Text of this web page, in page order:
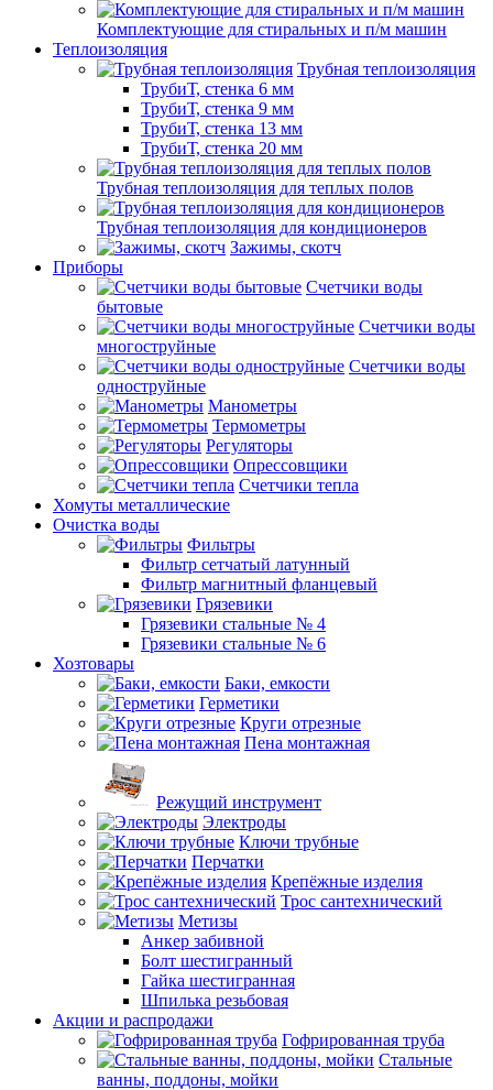
Комплектующие для стиральных и п/м машин
Теплоизоляция
Трубная теплоизоляция
ТрубиТ, стенка 6 мм
ТрубиТ, стенка 9 мм
ТрубиТ, стенка 13 мм
ТрубиТ, стенка 20 мм
Трубная теплоизоляция для теплых полов
Трубная теплоизоляция для кондиционеров
Зажимы, скотч
Приборы
Счетчики воды
бытовые
Счетчики воды
многоструйные
Счетчики воды
одноструйные
Манометры
Термометры
Регуляторы
Опрессовщики
Счетчики тепла
Хомуты металлические
Очистка воды
Фильтры
Фильтр сетчатый латунный
Фильтр магнитный фланцевый
Грязевики
Грязевики стальные № 4
Грязевики стальные № 6
Хозтовары
Баки, емкости
Герметики
Круги отрезные
Пена монтажная
Режущий инструмент
Электроды
Ключи трубные
Перчатки
Крепёжные изделия
Трос сантехнический
Метизы
Анкер забивной
Болт шестигранный
Гайка шестигранная
Шпилька резьбовая
Акции и распродажи
Гофрированная труба
Стальные
ванны, поддоны, мойки